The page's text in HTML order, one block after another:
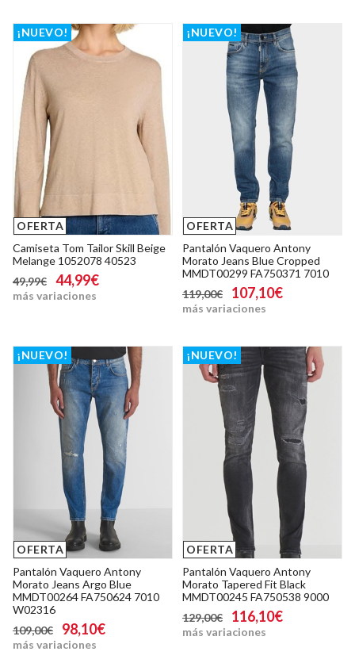
OFERTA
¡NUEVO!
Camiseta Tom Tailor Skill Beige
Melange 1052078 40523
49,99€
44,99€
más variaciones
OFERTA
¡NUEVO!
Pantalón Vaquero Antony
Morato Jeans Blue Cropped
MMDT00299 FA750371 7010
119,00€
107,10€
más variaciones
OFERTA
¡NUEVO!
Pantalón Vaquero Antony
Morato Jeans Argo Blue
MMDT00264 FA750624 7010
W02316
109,00€
98,10€
más variaciones
OFERTA
¡NUEVO!
Pantalón Vaquero Antony
Morato Tapered Fit Black
MMDT00245 FA750538 9000
129,00€
116,10€
más variaciones